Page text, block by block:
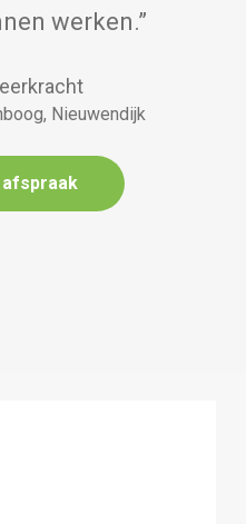
werken.”
Nieuwendijk
afspraak